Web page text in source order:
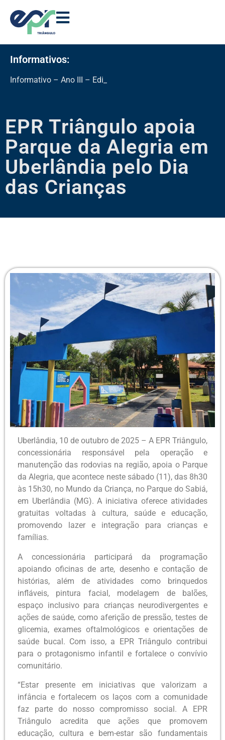
Informativos:
Informativo – Ano III – Edição 11
EPR Triângulo apoia
Parque da Alegria em
Uberlândia pelo Dia
das Crianças
Uberlândia, 10 de outubro de 2025 – A EPR Triângulo,
concessionária responsável pela operação e
manutenção das rodovias na região, apoia o Parque
da Alegria, que acontece neste sábado (11), das 8h30
às 15h30, no Mundo da Criança, no Parque do Sabiá,
em Uberlândia (MG). A iniciativa oferece atividades
gratuitas voltadas à cultura, saúde e educação,
promovendo lazer e integração para crianças e
famílias.
A concessionária participará da programação
apoiando oficinas de arte, desenho e contação de
histórias, além de atividades como brinquedos
infláveis, pintura facial, modelagem de balões,
espaço inclusivo para crianças neurodivergentes e
ações de saúde, como aferição de pressão, testes de
glicemia, exames oftalmológicos e orientações de
saúde bucal. Com isso, a EPR Triângulo contribui
para o protagonismo infantil e fortalece o convívio
comunitário.
“Estar presente em iniciativas que valorizam a
infância e fortalecem os laços com a comunidade
faz parte do nosso compromisso social. A EPR
Triângulo acredita que ações que promovem
educação, cultura e bem-estar são fundamentais